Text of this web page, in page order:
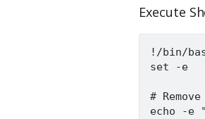
Execute
!/bin/
set -e
#
echo -e